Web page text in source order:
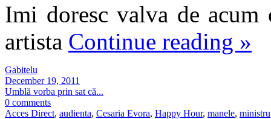
Imi doresc valva de acum
artista Continue reading »
Gabitelu
December 19, 2011
Umblă vorba prin sat că...
0 comments
Acces Direct, audienta, Cesaria Evora, Happy Hour, manele, ministru